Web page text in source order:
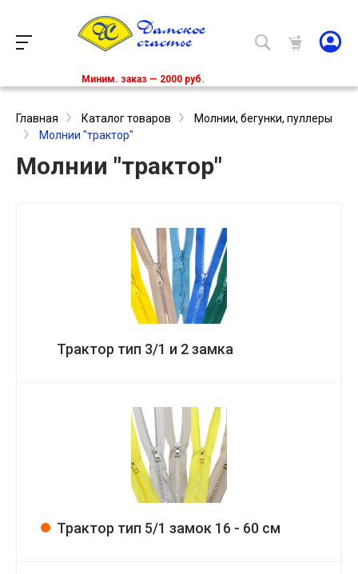
Миним. заказ — 2000 руб.
Главная Каталог товаров
Молнии, бегунки, пуллеры
Молнии "трактор"
Молнии "трактор"
Трактор тип 3/1 и 2 замка
Трактор тип 5/1 замок 16 - 60 см